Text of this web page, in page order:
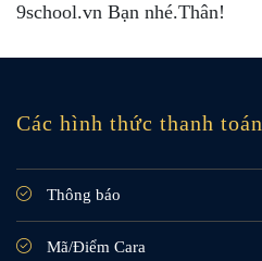
9school.vn Bạn nhé.Thân!
Các hình thức thanh toán
Thông báo
Mã/Điểm Cara